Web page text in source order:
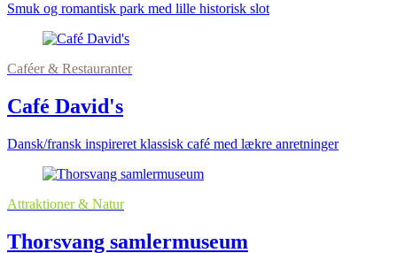
Smuk og romantisk park med lille historisk slot
Caféer & Restauranter
Café David's
Dansk/fransk inspireret klassisk café med lækre anretninger
Attraktioner & Natur
Thorsvang samlermuseum